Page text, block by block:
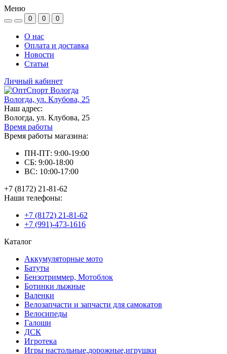
Меню
0 0 0
О нас
Оплата и доставка
Новости
Статьи
Личный кабинет
Вологда, ул. Клубова, 25
Наш адрес:
Вологда, ул. Клубова, 25
Время работы
Время работы магазина:
ПН-ПТ: 9:00-19:00
СБ: 9:00-18:00
ВС: 10:00-17:00
+7 (8172) 21-81-62
Наши телефоны:
+7 (8172) 21-81-62
+7 (991)-473-1616
Каталог
Аккумуляторные мото
Батуты
Бензотриммер, Мотоблок
Ботинки лыжные
Валенки
Велозапчасти и запчасти для самокатов
Велосипеды
Галоши
ДСК
Игротека
Игры настольные,дорожные,игрушки